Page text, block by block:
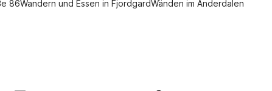
86Wandern und Essen in FjordgardWänden im Anderdalen